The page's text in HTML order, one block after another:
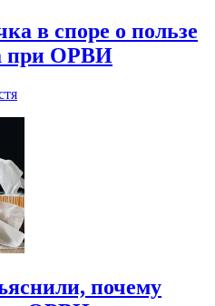
в споре о пользе
при ОРВИ
почему